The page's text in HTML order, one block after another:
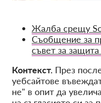
Жалба срещу
Съобщение за
съвет за
Контекст. През
уебсайтове
не" в опит да